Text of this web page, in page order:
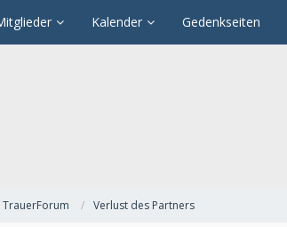
Kalender Gedenkseiten
TrauerForum Verlust des Partners